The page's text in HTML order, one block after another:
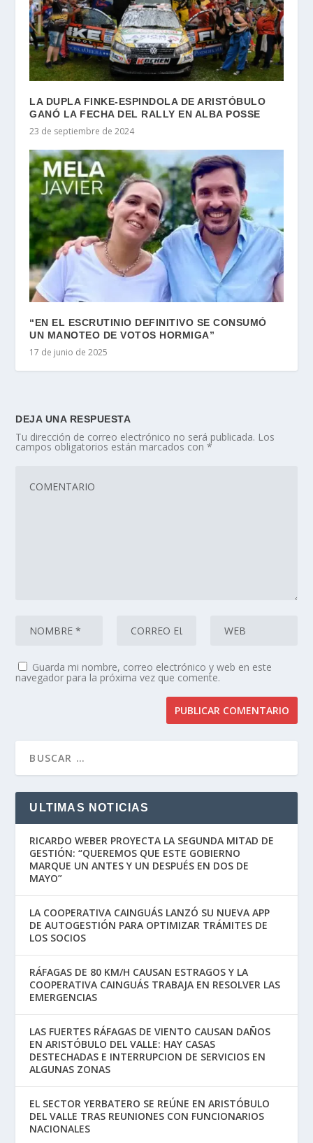
LA DUPLA FINKE-ESPINDOLA DE ARISTÓBULO
GANÓ LA FECHA DEL RALLY EN ALBA POSSE
23 de septiembre de 2024
“EN EL ESCRUTINIO DEFINITIVO SE CONSUMÓ
UN MANOTEO DE VOTOS HORMIGA”
17 de junio de 2025
DEJA UNA RESPUESTA
Tu dirección de correo electrónico no será publicada. Los
campos obligatorios están marcados con*
Guarda mi nombre, correo electrónico y web en este
navegador para la próxima vez que comente.
ULTIMAS NOTICIAS
RICARDO WEBER PROYECTA LA SEGUNDA MITAD DE
GESTIÓN: “QUEREMOS QUE ESTE GOBIERNO
MARQUE UN ANTES Y UN DESPUÉS EN DOS DE
MAYO”
LA COOPERATIVA CAINGUÁS LANZÓ SU NUEVA APP
DE AUTOGESTIÓN PARA OPTIMIZAR TRÁMITES DE
LOS SOCIOS
RÁFAGAS DE 80 KM/H CAUSAN ESTRAGOS Y LA
COOPERATIVA CAINGUÁS TRABAJA EN RESOLVER LAS
EMERGENCIAS
LAS FUERTES RÁFAGAS DE VIENTO CAUSAN DAÑOS
EN ARISTÓBULO DEL VALLE: HAY CASAS
DESTECHADAS E INTERRUPCION DE SERVICIOS EN
ALGUNAS ZONAS
EL SECTOR YERBATERO SE REÚNE EN ARISTÓBULO
DEL VALLE TRAS REUNIONES CON FUNCIONARIOS
NACIONALES